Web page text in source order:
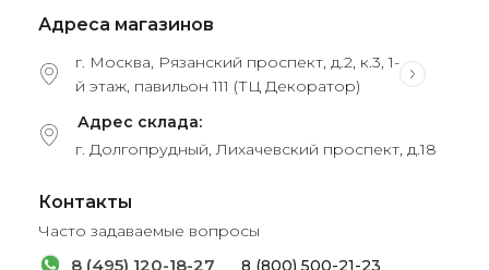
Адреса магазинов
г. Москва, Рязанский проспект, д.2, к.3, 1-
й этаж, павильон 111 (ТЦ Декоратор)
Адрес склада:
г. Долгопрудный, Лихачевский проспект, д.18
Контакты
Часто задаваемые вопросы
8 (495) 120-18-27 8 (800) 500-21-23